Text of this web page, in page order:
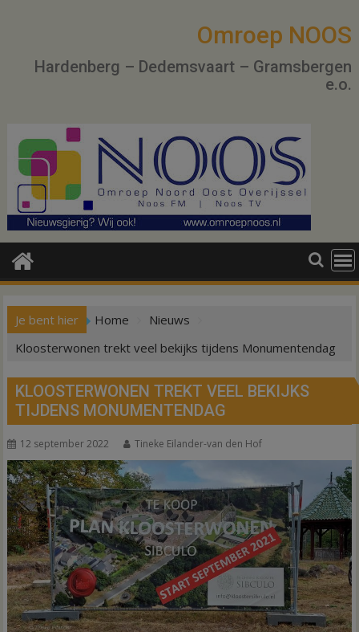
Omroep NOOS
Hardenberg – Dedemsvaart – Gramsbergen
e.o.
Je bent hier Home
Nieuws
Kloosterwonen trekt veel bekijks tijdens Monumentendag
KLOOSTERWONEN TREKT VEEL BEKIJKS
TIJDENS MONUMENTENDAG
12 september 2022 Tineke Eilander-van den Hof